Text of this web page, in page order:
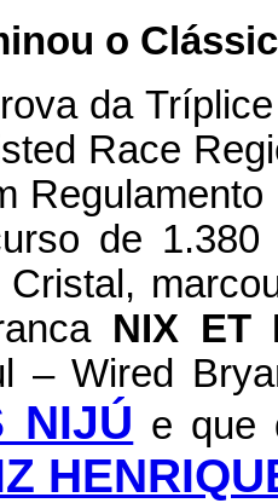
o
da
Race
de
Cristal,
NIX ET
– Wired
NIJÚ e que